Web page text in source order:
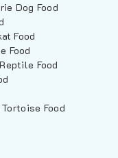
Dog Food
Food
Food
Food
Food